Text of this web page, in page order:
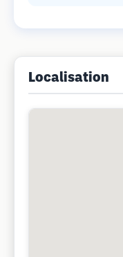
Localisation